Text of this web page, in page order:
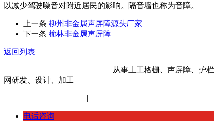
以减少驾驶噪音对附近居民的影响。隔音墙也称为音障。
上一条 柳州非金属声屏障源头厂家
下一条 榆林非金属声屏障
返回列表
从事土工格栅、声屏障、护栏
网研发、设计、加工
|
电话咨询